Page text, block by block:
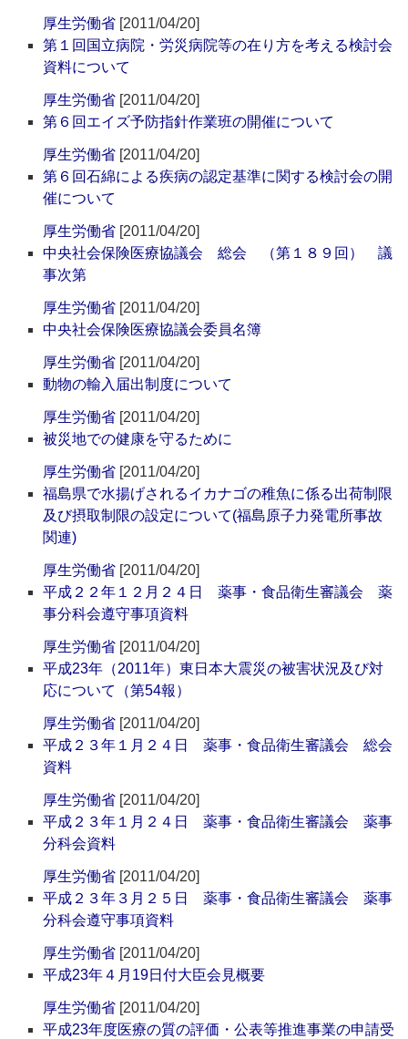
厚生労働省 [2011/04/20]
第１回国立病院・労災病院等の在り方を考える検討会
資料について
厚生労働省 [2011/04/20]
第６回エイズ予防指針作業班の開催について
厚生労働省 [2011/04/20]
第６回石綿による疾病の認定基準に関する検討会の開
催について
厚生労働省 [2011/04/20]
中央社会保険医療協議会 総会 （第１８９回） 議
事次第
厚生労働省 [2011/04/20]
中央社会保険医療協議会委員名簿
厚生労働省 [2011/04/20]
動物の輸入届出制度について
厚生労働省 [2011/04/20]
被災地での健康を守るために
厚生労働省 [2011/04/20]
福島県で水揚げされるイカナゴの稚魚に係る出荷制限
及び摂取制限の設定について(福島原子力発電所事故
関連)
厚生労働省 [2011/04/20]
平成２２年１２月２４日 薬事・食品衛生審議会 薬
事分科会遵守事項資料
厚生労働省 [2011/04/20]
平成23年（2011年）東日本大震災の被害状況及び対
応について（第54報）
厚生労働省 [2011/04/20]
平成２３年１月２４日 薬事・食品衛生審議会 総会
資料
厚生労働省 [2011/04/20]
平成２３年１月２４日 薬事・食品衛生審議会 薬事
分科会資料
厚生労働省 [2011/04/20]
平成２３年３月２５日 薬事・食品衛生審議会 薬事
分科会遵守事項資料
厚生労働省 [2011/04/20]
平成23年４月19日付大臣会見概要
厚生労働省 [2011/04/20]
平成23年度医療の質の評価・公表等推進事業の申請受